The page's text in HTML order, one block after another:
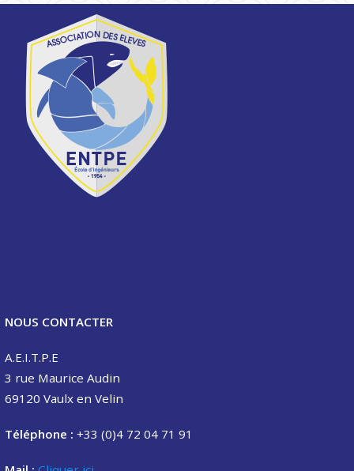
NOUS CONTACTER
A.E.I.T.P.E
3 rue Maurice Audin
69120 Vaulx en Velin
Téléphone : +33 (0)4 72 04 71 91